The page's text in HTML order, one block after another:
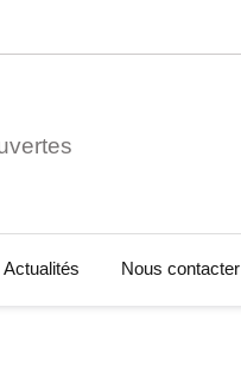
Actualités Nous contacter